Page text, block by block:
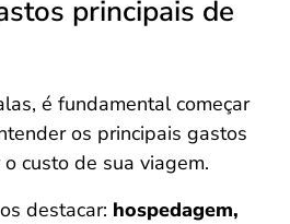
principais de
é fundamental começar
os principais gastos
custo de sua viagem.
destacar: hospedagem,